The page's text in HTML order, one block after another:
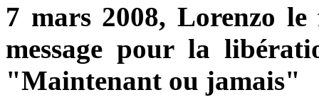
7 mars 2008, Lorenzo
message pour la
"Maintenant ou jamais"